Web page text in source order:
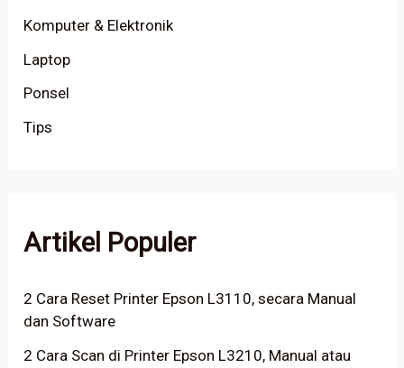
Komputer & Elektronik
Laptop
Ponsel
Tips
Artikel Populer
2 Cara Reset Printer Epson L3110, secara Manual
dan Software
2 Cara Scan di Printer Epson L3210, Manual atau